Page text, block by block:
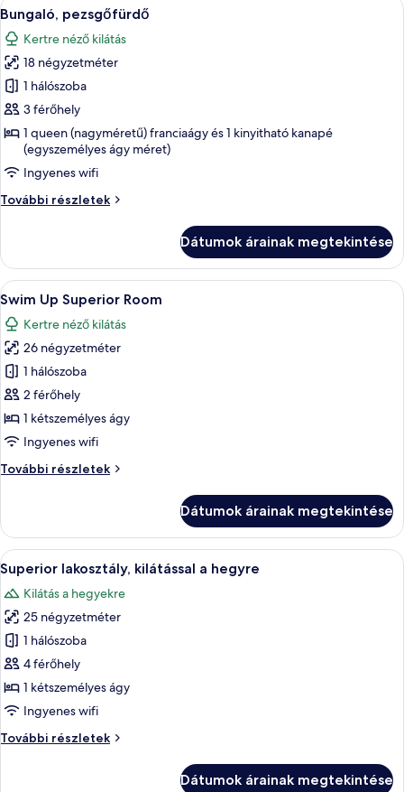
részletei
következő
szoba
összes
képének
megtekintése:
Bungaló,
pezsgőfürdő
8
Bungaló, pezsgőfürdő
Kertre néző kilátás
18 négyzetméter
1 hálószoba
3 férőhely
1 queen (nagyméretű) franciaágy és 1 kinyitható kanapé
(egyszemélyes ágy méret)
Ingyenes wifi
További részletek
Bungaló,
Dátumok árainak megtekintése
A
következő
szoba
összes
képének
megtekintése:
Swim
Up
Superior
Room
Egy szállodai szoba, amelyben
10
Swim Up Superior Room
Kertre néző kilátás
26 négyzetméter
1 hálószoba
2 férőhely
1 kétszemélyes ágy
Ingyenes wifi
További részletek
Swim
további
részletei
Dátumok árainak megtekintése
A
következő
szoba
összes
képének
megtekintése:
Superior
lakosztály,
kilátással
a
1 hálószoba, minibár, széf a szobában
6
Superior lakosztály, kilátással a hegyre
Kilátás a hegyekre
25 négyzetméter
1 hálószoba
4 férőhely
1 kétszemélyes ágy
Ingyenes wifi
További részletek
Superior
Dátumok árainak megtekintése